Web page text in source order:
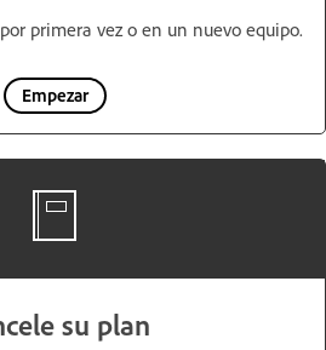
primera vez o en un nuevo equipo.
Empezar
su plan